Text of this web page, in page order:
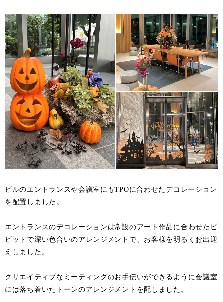
ビルのエントランスや会議室にもTPOに合わせたデコレーション
を配置しました。
エントランスのデコレーションは常設のアート作品に合わせたビ
ビットで深い色合いのアレンジメントで、お客様を明るくお出迎
えしました。
クリエイティブなミーティングのお手伝いができるように会議室
には落ち着いたトーンのアレンジメントを配しました。